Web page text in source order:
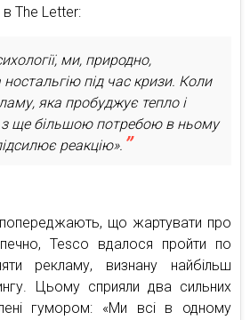
в The Letter:
ми, природно,
під час кризи. Коли
яка пробуджує тепло і
ще більшою потребою в ньому
реакцію».
що жартувати про
Tesco вдалося пройти по
рекламу, визнану найбільш
Цьому сприяли два сильних
гумором: «Ми всі в одному